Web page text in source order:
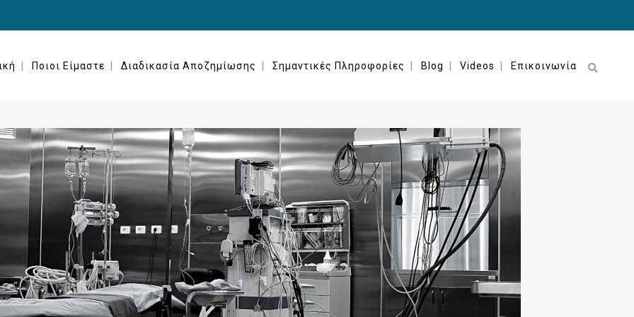
Ποιοι Είμαστε Διαδικασία Αποζημίωσης Σημαντικές Πληροφορίες Blog Videos Επικοινωνία